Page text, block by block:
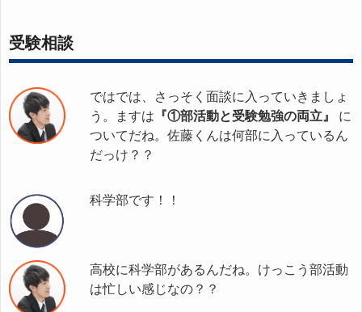
受験相談
ではでは、さっそく面談に入っていきましょ
う。ますは 『①部活動と受験勉強の両立』 に
ついてだね。佐藤くんは何部に入っているん
だっけ？？
科学部です！！
高校に科学部があるんだね。けっこう部活動
は忙しい感じなの？？